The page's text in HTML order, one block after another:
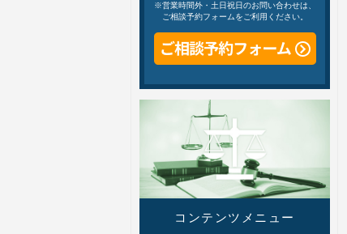
※営業時間外・土日祝日のお問い合わせは、
ご相談予約フォームをご利用ください。
コンテンツメニュー